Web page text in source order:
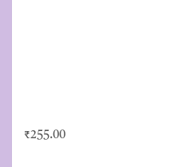
₹255.00